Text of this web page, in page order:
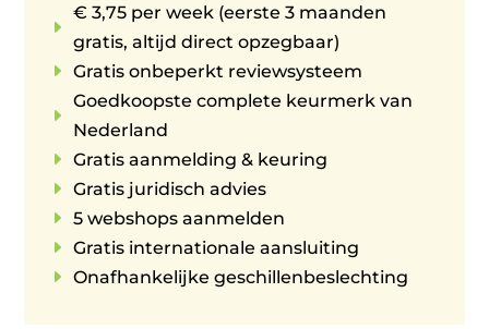
E
€ 3,75 per week (eerste 3 maanden
gratis, altijd direct opzegbaar)
E Gratis onbeperkt reviewsysteem
E
Goedkoopste complete keurmerk van
Nederland
E Gratis aanmelding & keuring
E Gratis juridisch advies
E 5 webshops aanmelden
E Gratis internationale aansluiting
E Onafhankelijke geschillenbeslechting